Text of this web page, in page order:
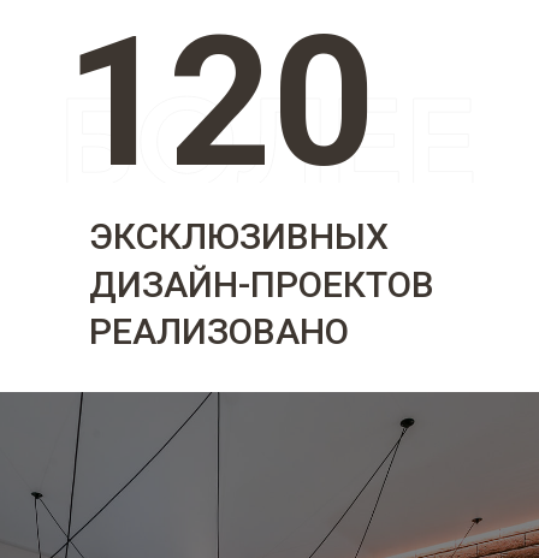
120
ЭКСКЛЮЗИВНЫХ
ДИЗАЙН-ПРОЕКТОВ
РЕАЛИЗОВАНО